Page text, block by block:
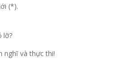
(*).
lỡ?
nghĩ và thực thi!